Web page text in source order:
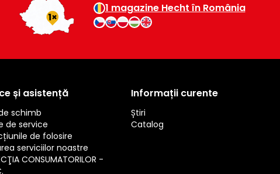
1 magazine Hecht în România
și asistență
schimb
de service
de folosire
serviciilor noastre
CONSUMATORILOR -
Informații curente
Știri
Catalog